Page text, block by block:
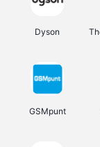
Dyson
GSMpunt